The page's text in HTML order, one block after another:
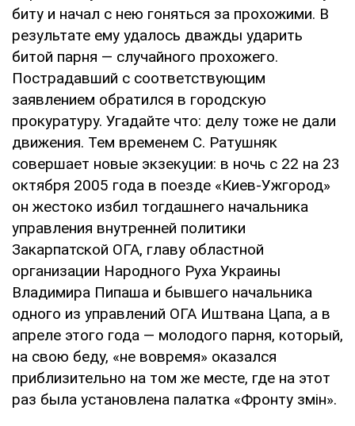
биту и начал с нею гоняться за прохожими. В
результате ему удалось дважды ударить
битой парня — случайного прохожего.
Пострадавший с соответствующим
заявлением обратился в городскую
прокуратуру. Угадайте что: делу тоже не дали
движения. Тем временем С. Ратушняк
совершает новые экзекуции: в ночь с 22 на 23
октября 2005 года в поезде «Киев-Ужгород»
он жестоко избил тогдашнего начальника
управления внутренней политики
Закарпатской ОГА, главу областной
организации Народного Руха Украины
Владимира Пипаша и бывшего начальника
одного из управлений ОГА Иштвана Цапа, а в
апреле этого года — молодого парня, который,
на свою беду, «не вовремя» оказался
приблизительно на том же месте, где на этот
раз была установлена палатка «Фронту змін».